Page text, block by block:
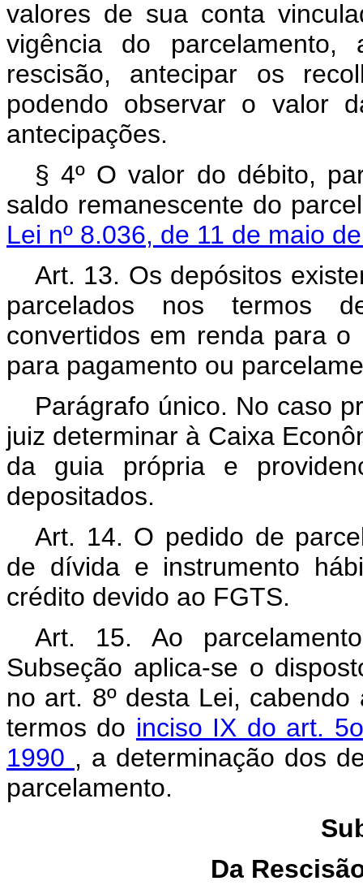
valores de sua conta
vigência do
rescisão, antecipar os
podendo observar o valor
antecipações.
§ 4º O valor do débito,
saldo remanescente do
Lei nº 8.036, de 11 de maio
Art. 13. Os depósitos
parcelados nos termos
convertidos em renda para
para pagamento ou
Parágrafo único. No caso
juiz determinar à Caixa
da guia própria e
depositados.
Art. 14. O pedido de
de dívida e instrumento
crédito devido ao FGTS.
Art. 15. Ao
Subseção aplica-se o
no art. 8º desta Lei,
termos do inciso IX do art.
1990 , a determinação dos
parcelamento.
Da